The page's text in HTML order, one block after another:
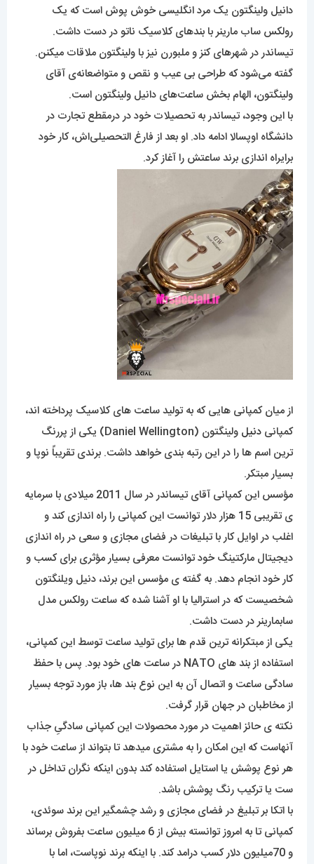
دانیل ولینگتون یک مرد انگلیسی خوش پوش است که یک
رولکس ساب مارینر با بندهای کلاسیک ناتو در دست داشت.
تیساندر در شهرهای کنز و ملبورن نیز با ولینگتون ملاقات میکنن.
گفته می‌شود که طراحی بی عیب و نقص و متواضعانه‌ی آقای
ولینگتون، الهام بخش ساعت‌های دانیل ولینگتون است.
با این وجود، تیساندر به تحصیلات خود در درمقطع تجارت در
دانشگاه اوپسالا ادامه داد. او بعد از فارغ التحصیلی‌اش، کار خود
برایراه اندازی برند ساعتش را آغاز کرد.
از میان کمپانی هایی که به تولید ساعت های کلاسیک پرداخته اند،
کمپانی دنیل
ولینگتون (Daniel Wellington) یکی از پررنگ
ترین اسم ها را در این رتبه بندی خواهد داشت. برندی تقریباً نوپا و
بسیار مبتکر.
مؤسس این کمپانی آقای تیساندر در سال 2011 میلادی با سرمایه
ی تقریبی 15 هزار دلار توانست این کمپانی را راه اندازی کند و
اغلب در اوایل کار با تبلیغات در فضای مجازی و سعی در راه اندازی
دیجیتال مارکتینگ خود توانست معرفی بسیار مؤثری برای کسب و
کار خود انجام دهد. به گفته ی مؤسس این برند، دنیل ویلنگتون
شخصیست که در استرالیا با او آشنا شده که ساعت رولکس مدل
سابمارینر در دست داشت.
یکی از مبتکرانه ترین قدم ها برای تولید ساعت توسط این کمپانی،
استفاده از بند های NATO در ساعت های خود بود. پس با حفظ
سادگی ساعت و اتصال آن به این نوع بند ها، باز مورد توجه بسیار
از مخاطبان در جهان قرار گرفت.
نکته ی حائز اهمیت در مورد محصولات این کمپانی سادگیِ جذاب
آنهاست که این امکان را به مشتری میدهد تا بتواند از ساعت خود با
هر نوع پوشش یا استایل استفاده کند بدون اینکه نگران تداخل در
ست یا ترکیب رنگ پوشش باشد.
با اتکا بر تبلیغ در فضای مجازی و رشد چشمگیر این برند سوئدی،
کمپانی تا به امروز توانسته بیش از 6 میلیون ساعت بفروش برساند
و 70میلیون دلار کسب درامد کند. با اینکه برند نوپاست، اما با